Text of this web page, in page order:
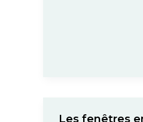
Les fenêtres